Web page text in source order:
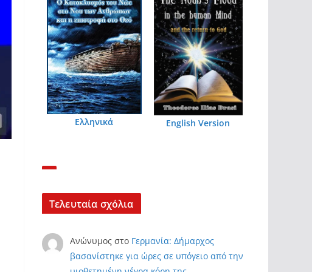
Ελληνικά English Version
Τελευταία σχόλια
Ανώνυμοςστο Γερμανία: Δήμαρχος
βασανίστηκε για ώρες σε υπόγειο από την